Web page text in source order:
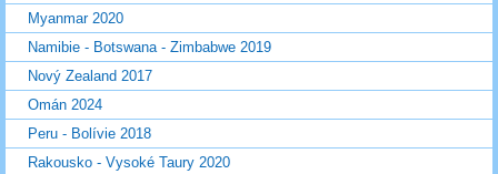
Myanmar 2020
Namibie - Botswana - Zimbabwe 2019
Nový Zealand 2017
Omán 2024
Peru - Bolívie 2018
Rakousko - Vysoké Taury 2020